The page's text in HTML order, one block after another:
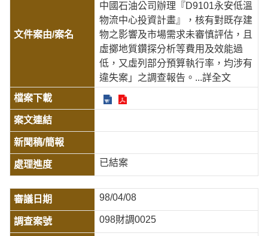
中國石油公司辦理『D9101永安低溫
物流中心投資計畫』，核有對既存建
物之影響及市場需求未審慎評估，且
虛擲地質鑽探分析等費用及效能過
低，又虛列部分預算執行率，均涉有
違失案」之調查報告。 ...詳全文
已結案
98/04/08
098財調0025